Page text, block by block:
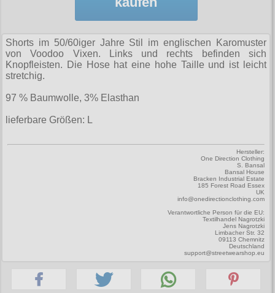
Männerhosen
Männermäntel
Männershirts kurzam
Männershirts langarm
Verschiedenes
Ohrhänger
für die Haare
Geldbörsen
Halsbänder
Mützen
Brandit
Burleska
Collectif
Poizen Industries
M
XL
XXXL
Festivals
M’era Luna Festival
Kleidung
Bauchtaschen
--------------
gesamt: 0.00 €
Social Media:
Shorts im 50/60iger Jahre Stil im englischen Karomuster
von Voodoo Vixen. Links und rechts befinden sich
Knopfleisten. Die Hose hat eine hohe Taille und ist leicht
stretchig.
97 % Baumwolle, 3% Elasthan
lieferbare Größen: L
Hersteller:
One Direction Clothing
S. Bansal
Bansal House
Bracken Industrial Estate
185 Forest Road Essex
UK
info@onedirectionclothing.com
Verantwortliche Person für die EU:
Textilhandel Nagrotzki
Jens Nagrotzki
Limbacher Str. 32
09113 Chemnitz
Deutschland
support@streetwearshop.eu